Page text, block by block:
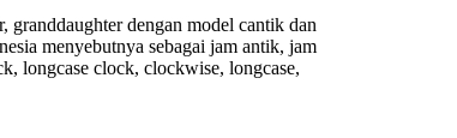
granddaughter dengan model cantik dan
menyebutnya sebagai jam antik, jam
longcase clock, clockwise, longcase,